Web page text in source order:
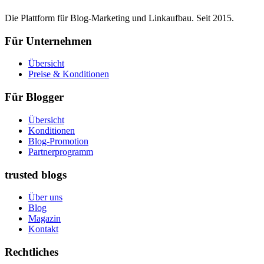
Die Plattform für Blog-Marketing und Linkaufbau. Seit 2015.
Für Unternehmen
Übersicht
Preise & Konditionen
Für Blogger
Übersicht
Konditionen
Blog-Promotion
Partnerprogramm
trusted blogs
Über uns
Blog
Magazin
Kontakt
Rechtliches